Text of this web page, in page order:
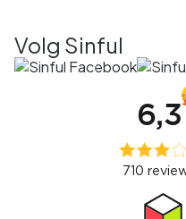
Volg Sinful